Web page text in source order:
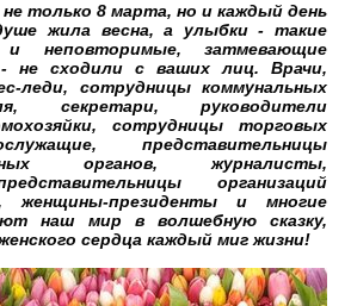
только 8 марта, но и каждый день
жила весна, а улыбки - такие
и неповторимые, затмевающие
не сходили с ваших лиц. Врачи,
леди, сотрудницы коммунальных
секретари, руководители
сотрудницы торговых
представительницы
органов, журналисты,
организаций
женщины-президенты и многие
наш мир в волшебную сказку,
сердца каждый миг жизни!